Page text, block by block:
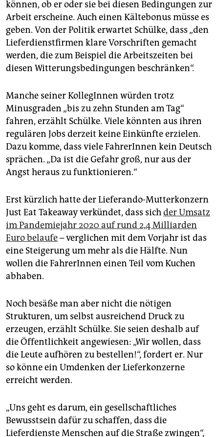
können, ob er oder sie bei diesen Bedingungen zur
Arbeit erscheine. Auch einen Kältebonus müsse es
geben. Von der Politik erwartet Schülke, dass „den
Lieferdienstfirmen klare Vorschriften gemacht
werden, die zum Beispiel die Arbeitszeiten bei
diesen Witterungsbedingungen beschränken“.
Manche seiner KollegInnen würden trotz
Minusgraden „bis zu zehn Stunden am Tag“
fahren, erzählt Schülke. Viele könnten aus ihren
regulären Jobs derzeit keine Einkünfte erzielen.
Dazu komme, dass viele FahrerInnen kein Deutsch
sprächen. „Da ist die Gefahr groß, nur aus der
Angst heraus zu funktionieren.“
Erst kürzlich hatte der Lieferando-Mutterkonzern
Just Eat Takeaway verkündet, dass sichder Umsatz
im Pandemiejahr 2020 auf rund 2,4 Milliarden
Euro belaufe– verglichen mit dem Vorjahr ist das
eine Steigerung um mehr als die Hälfte. Nun
wollen die Fah­re­rIn­nen einen Teil vom Kuchen
abhaben.
Noch besäße man aber nicht die nötigen
Strukturen, um selbst ausreichend Druck zu
erzeugen, erzählt Schülke. Sie seien deshalb auf
die Öffentlichkeit angewiesen: „Wir wollen, dass
die Leute aufhören zu bestellen!“, fordert er. Nur
so könne ein Umdenken der Lieferkonzerne
erreicht werden.
„Uns geht es darum, ein gesellschaftliches
Bewusstsein dafür zu schaffen, dass die
Lieferdienste Menschen auf die Straße zwingen“,